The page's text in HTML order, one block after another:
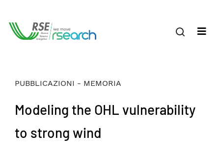
PUBBLICAZIONI - MEMORIA
Modeling the OHL vulnerability
to strong wind